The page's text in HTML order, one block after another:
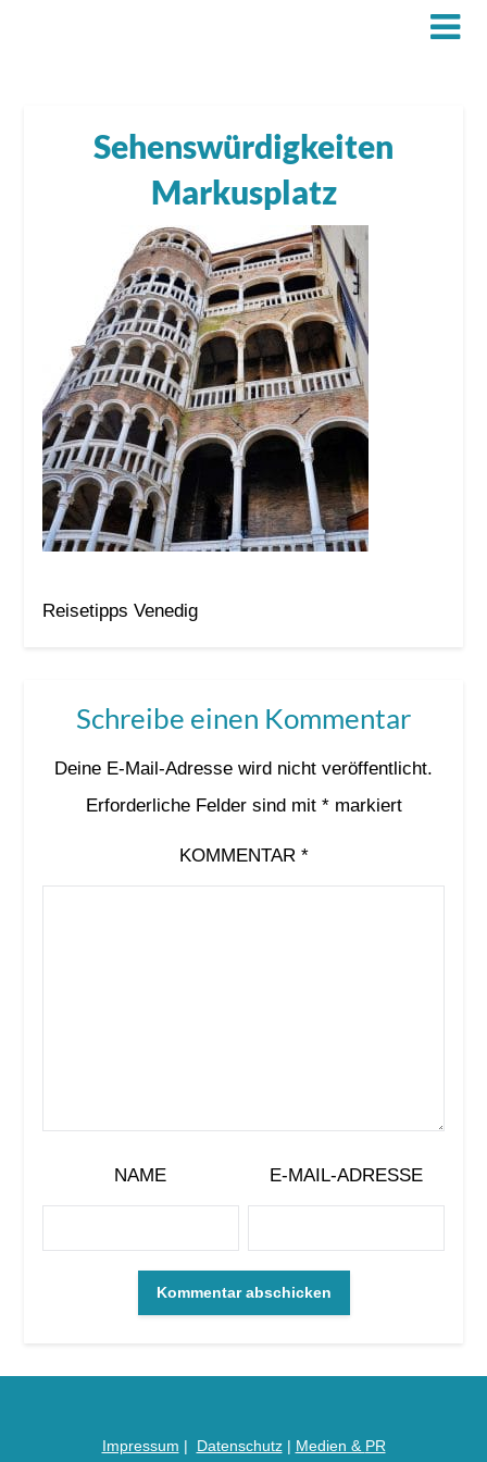
Sehenswürdigkeiten
Markusplatz
Reisetipps Venedig
Schreibe einen Kommentar
Deine E-Mail-Adresse wird nicht veröffentlicht.
Erforderliche Felder sind mit *markiert
KOMMENTAR *
NAME E-MAIL-ADRESSE
Impressum | Datenschutz| Medien & PR